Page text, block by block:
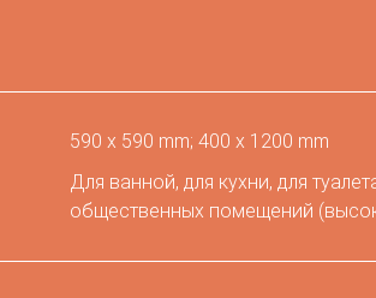
590 х 590 mm; 400 x 1200 mm
Для ванной, для кухни, для
общественных помещений